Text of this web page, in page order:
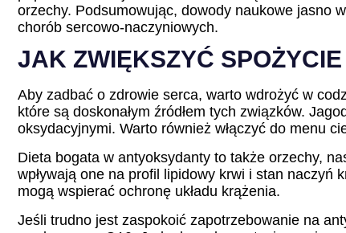
orzechy. Podsumowując, dowody naukowe jasno
chorób sercowo-naczyniowych.
JAK ZWIĘKSZYĆ
Aby zadbać o zdrowie serca, warto wdrożyć w
które są doskonałym źródłem tych związków.
oksydacyjnymi. Warto również włączyć do menu
Dieta bogata w antyoksydanty to także orzechy,
wpływają one na profil lipidowy krwi i stan
mogą wspierać ochronę układu krążenia.
Jeśli trudno jest zaspokoić zapotrzebowanie na